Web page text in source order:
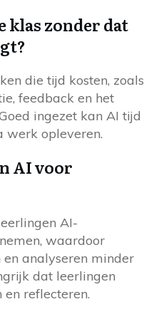
klas zonder dat
die tijd kosten, zoals
feedback en het
ingezet kan AI tijd
werk opleveren.
AI voor
AI-
waardoor
en analyseren minder
dat leerlingen
reflecteren.